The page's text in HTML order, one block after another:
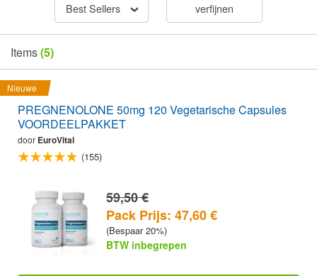
Best Sellers verfijnen
Items(5)
Nieuwe
PREGNENOLONE 50mg 120 Vegetarische Capsules
VOORDEELPAKKET
door EuroVital
(155)
59,50 €
Pack Prijs: 47,60 €
(Bespaar 20%)
BTW inbegrepen